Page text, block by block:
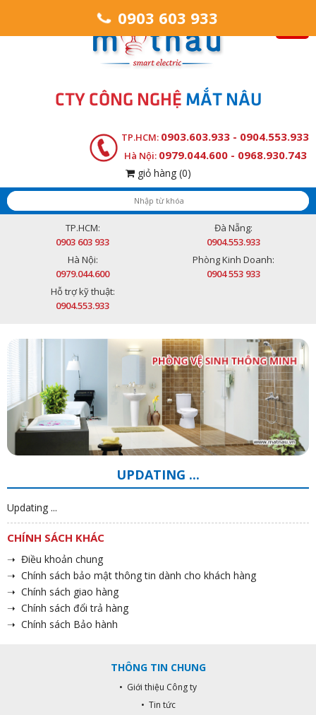
CTY CÔNG NGHỆ MẮT NÂU
TP.HCM: 0903.603.933 - 0904.553.933
Hà Nội: 0979.044.600 - 0968.930.743
giỏ hàng (0)
TP.HCM:
0903 603 933
Đà Nẵng:
0904.553.933
Hà Nội:
0979.044.600
Phòng Kinh Doanh:
0904 553 933
Hỗ trợ kỹ thuật:
0904.553.933
UPDATING ...
Updating ...
CHÍNH SÁCH KHÁC
➝ Điều khoản chung
➝ Chính sách bảo mật thông tin dành cho khách hàng
➝ Chính sách giao hàng
➝ Chính sách đổi trả hàng
➝ Chính sách Bảo hành
THÔNG TIN CHUNG
• Giới thiệu Công ty
• Tin tức
0903 603 933